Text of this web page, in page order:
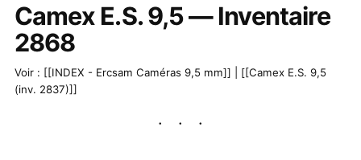
Camex E.S. 9,5 — Inventaire
2868
Voir : [[INDEX - Ercsam Caméras 9,5 mm]] | [[Camex E.S. 9,5
(inv. 2837)]]